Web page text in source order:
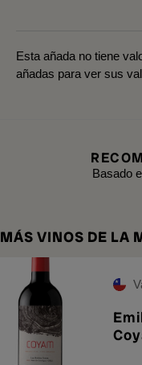
Esta añada no tiene
añadas para ver sus
Basado
MÁS VINOS DE LA